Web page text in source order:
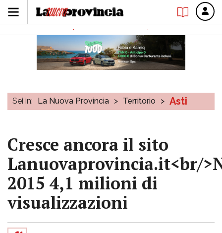
Sei in: La Nuova Provincia > Territorio > Asti
Cresce ancora il sito
Lanuovaprovincia.it<br/
2015 4,1 milioni di
visualizzazioni